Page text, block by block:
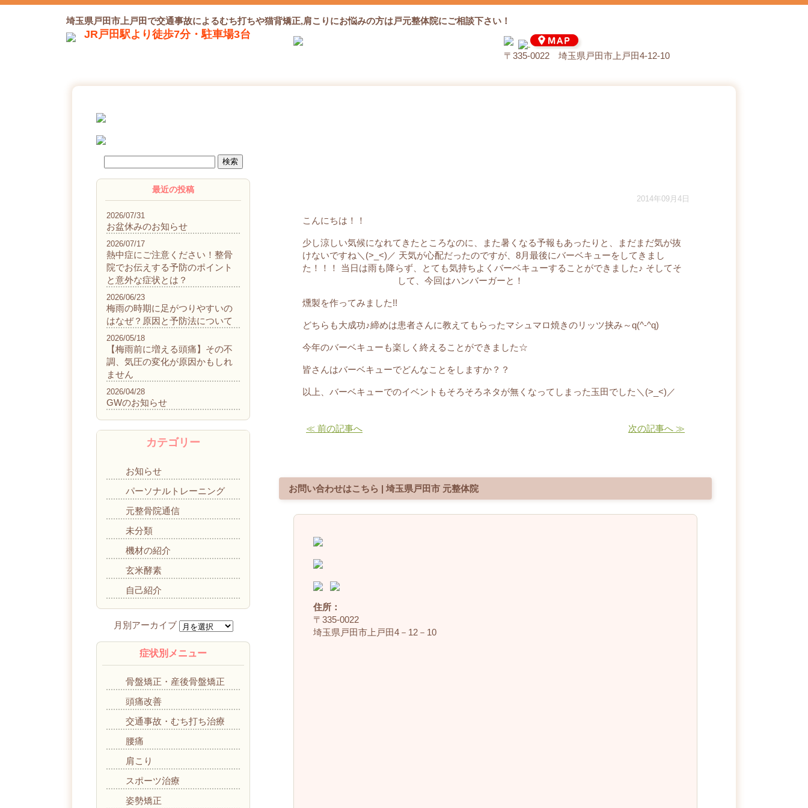
埼玉県戸田市上戸田で交通事故によるむち打ちや猫背矯正,肩こりにお悩みの方は戸元整体院にご相談下さい！
JR戸田駅より徒歩7分・駐車場3台
〒335‐0022 埼玉県戸田市上戸田4-12-10
2014年09月4日
こんにちは！！
少し涼しい気候になれてきたところなのに、また暑くなる予報もあったりと、まだまだ気が抜
けないですね＼(>_<)／ 天気が心配だったのですが、8月最後にバーベキューをしてきまし
た！！！ 当日は雨も降らず、とても気持ちよくバーベキューすることができました♪ そしてそ
して、今回はハンバーガーと！
燻製を作ってみました!!
どちらも大成功♪締めは患者さんに教えてもらったマシュマロ焼きのリッツ挟み～q(^-^q)
今年のバーベキューも楽しく終えることができました☆
皆さんはバーベキューでどんなことをしますか？？
以上、バーベキューでのイベントもそろそろネタが無くなってしまった玉田でした＼(>_<)／
≪ 前の記事へ 次の記事へ ≫
お問い合わせはこちら | 埼玉県戸田市 元整体院
住所：
〒335‐0022
埼玉県戸田市上戸田4－12－10
最近の投稿
お盆休みのお知らせ
2026/07/31
熱中症にご注意ください！整骨
院でお伝えする予防のポイント
と意外な症状とは？
2026/07/17
梅雨の時期に足がつりやすいの
はなぜ？原因と予防法について
2026/06/23
【梅雨前に増える頭痛】その不
調、気圧の変化が原因かもしれ
ません
2026/05/18
GWのお知らせ
2026/04/28
カテゴリー
お知らせ
パーソナルトレーニング
元整骨院通信
未分類
機材の紹介
玄米酵素
自己紹介
症状別メニュー
骨盤矯正・産後骨盤矯正
頭痛改善
交通事故・むち打ち治療
腰痛
肩こり
スポーツ治療
姿勢矯正